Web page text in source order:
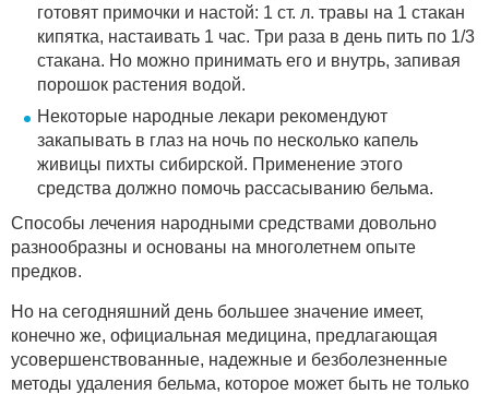
готовят примочки и настой: 1 ст. л. травы на 1 стакан
кипятка, настаивать 1 час. Три раза в день пить по 1/3
стакана. Но можно принимать его и внутрь, запивая
порошок растения водой.
Некоторые народные лекари рекомендуют
закапывать в глаз на ночь по несколько капель
живицы пихты сибирской. Применение этого
средства должно помочь рассасыванию бельма.
Способы лечения народными средствами довольно
разнообразны и основаны на многолетнем опыте
предков.
Но на сегодняшний день большее значение имеет,
конечно же, официальная медицина, предлагающая
усовершенствованные, надежные и безболезненные
методы удаления бельма, которое может быть не только